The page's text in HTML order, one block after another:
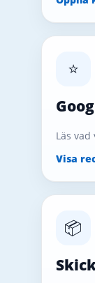
⭐
Läs
Visa
📦